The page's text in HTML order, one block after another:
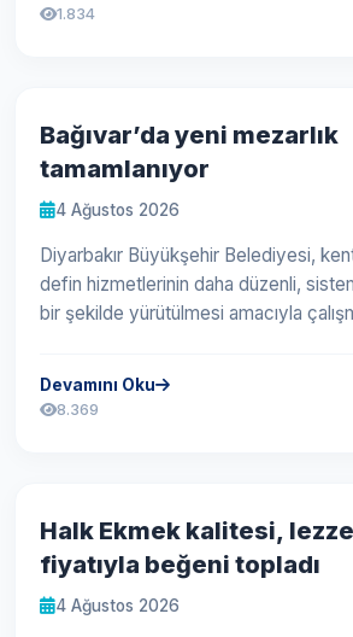
1.834
Bağıvar’da yeni mezarlık
tamamlanıyor
4 Ağustos 2026
Diyarbakır Büyükşehir Belediyesi,
defin hizmetlerinin daha düzenli,
bir şekilde yürütülmesi amacıyla
Devamını Oku
8.369
Halk Ekmek kalitesi,
fiyatıyla beğeni topladı
4 Ağustos 2026